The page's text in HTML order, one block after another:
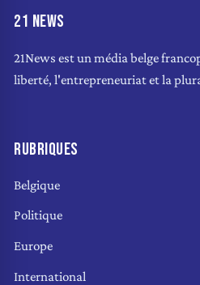
21 NEWS
21News est un média belge
liberté, l'entrepreneuriat et la
RUBRIQUES
Belgique
Politique
Europe
International